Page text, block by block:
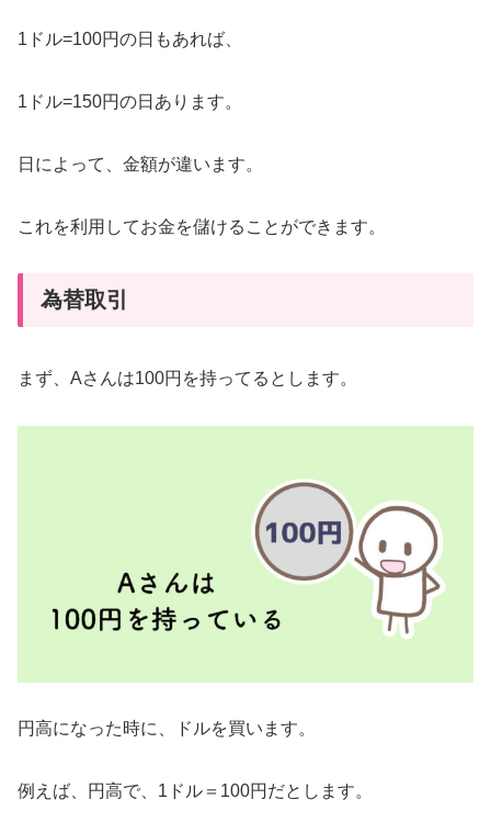
1ドル=100円の日もあれば、
1ドル=150円の日あります。
日によって、金額が違います。
これを利用してお金を儲けることができます。
為替取引
まず、Aさんは100円を持ってるとします。
円高になった時に、ドルを買います。
例えば、円高で、1ドル＝100円だとします。